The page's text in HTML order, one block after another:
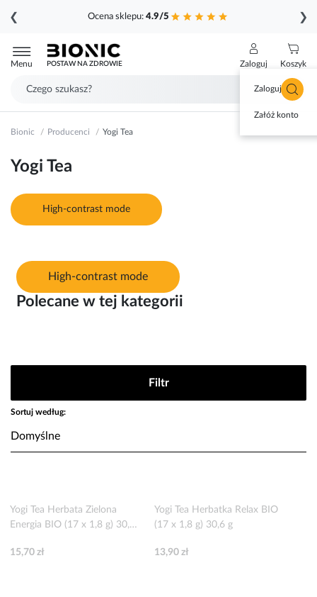
Ocena sklepu: 4.9/5
❮ ❯
do
treści
Menu POSTAW NA ZDROWIE Zaloguj
Zaloguj się
Załóż konto
Koszyk
Bionic Producenci Yogi Tea
Yogi Tea
High-contrast mode
High-contrast mode
Polecane w tej kategorii
Filtr
Sortuj według:
Yogi Tea Herbata Zielona
Energia BIO (17 x 1,8 g) 30,6
15,70 zł
Yogi Tea Herbatka Relax BIO
(17 x 1,8 g) 30,6 g
13,90 zł